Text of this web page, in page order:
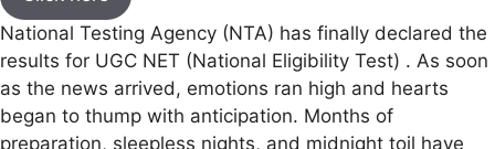
National Testing Agency (NTA) has finally declared the
results for UGC NET (National Eligibility Test) . As soon
as the news arrived, emotions ran high and hearts
began to thump with anticipation. Months of
preparation, sleepless nights, and midnight toil have